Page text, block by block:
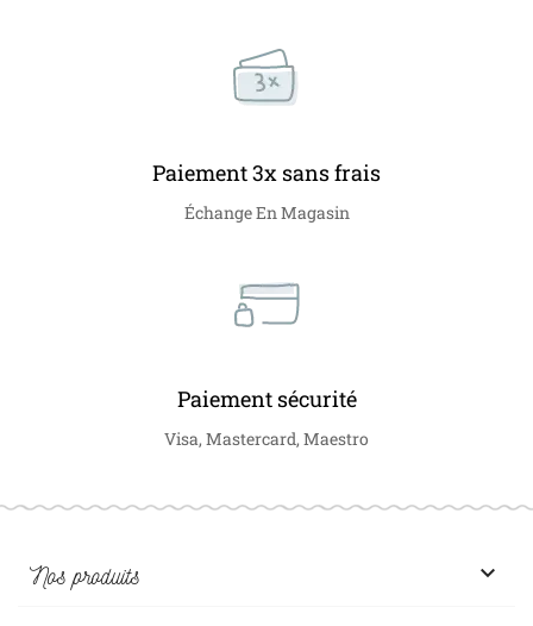
Paiement 3x sans frais
Échange En Magasin
Paiement sécurité
Visa, Mastercard, Maestro
Nos produits 